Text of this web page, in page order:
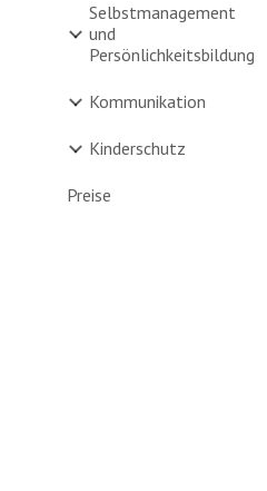
Selbstmanagement
und
Persönlichkeitsbildung
Kommunikation
Kinderschutz
Preise